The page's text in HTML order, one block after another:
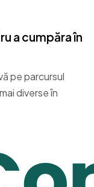
a cumpăra în
pe parcursul
diverse în